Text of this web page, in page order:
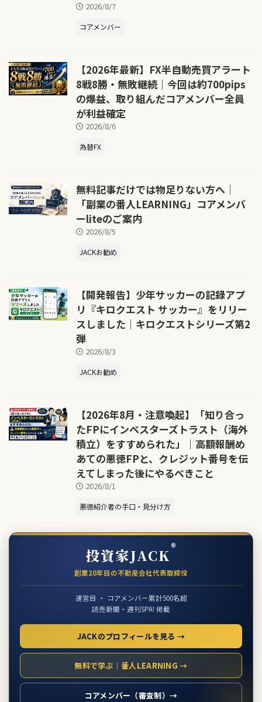
2026/8/7
コアメンバー
【2026年最新】FX半自動売買アラート
8戦8勝・無敗継続｜今回は約700pips
の爆益、取り組んだコアメンバー全員
が利益確定
2026/8/6
為替FX
無料記事だけでは物足りない方へ｜
「副業の番人LEARNING」コアメンバ
ーliteのご案内
2026/8/5
JACKお勧め
【開発報告】少年サッカーの記録アプ
リ『キロクエスト サッカー』をリリー
スしました｜キロクエストシリーズ第2
弾
2026/8/3
JACKお勧め
【2026年8月・注意喚起】「知り合っ
たFPにインベスターズトラスト（海外
積立）をすすめられた」｜高額報酬め
あての悪徳FPと、クレジット番号を伝
えてしまった後にやるべきこと
2026/8/1
悪徳紹介者の手口・見分け方
投資家JACK®
創業20年目の不動産会社代表取締役
運営目 ・ コアメンバー累計500名超
読売新聞・週刊SPA! 掲載
JACKのプロフィールを見る →
無料で学ぶ｜番人LEARNING →
コアメンバー（審査制）→